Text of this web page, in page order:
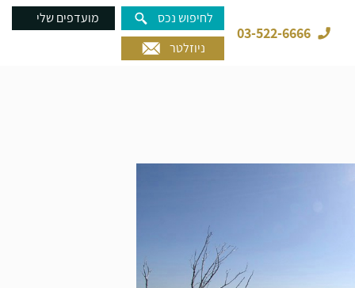
03-522-6666
לחיפוש נכס
מועדפים שלי
ניוזלטר